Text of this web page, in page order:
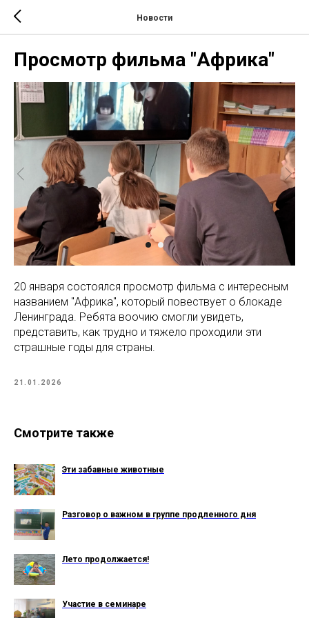
Новости
Просмотр фильма "Африка"
20 января состоялся просмотр фильма с интересным
названием "Африка", который повествует о блокаде
Ленинграда. Ребята воочию смогли увидеть,
представить, как трудно и тяжело проходили эти
страшные годы для страны.
21.01.2026
Смотрите также
Эти забавные животные
Разговор о важном в группе продленного дня
Лето продолжается!
Участие в семинаре